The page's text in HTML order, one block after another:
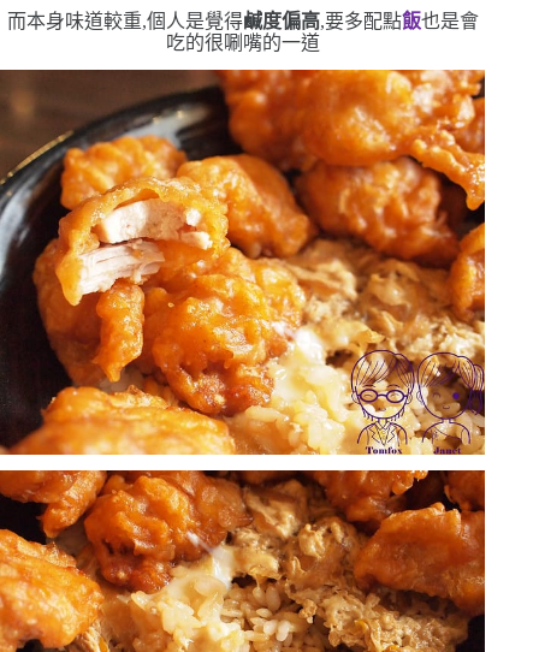
而本身味道較重,個人是覺得鹹度偏高,要多配點飯也是會
吃的很唰嘴的一道